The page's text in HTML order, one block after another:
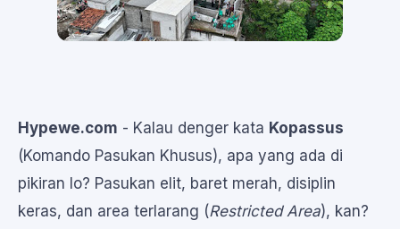
Hypewe.com - Kalau denger kata Kopassus
(Komando Pasukan Khusus), apa yang ada di
pikiran lo? Pasukan elit, baret merah, disiplin
keras, dan area terlarang (Restricted Area), kan?